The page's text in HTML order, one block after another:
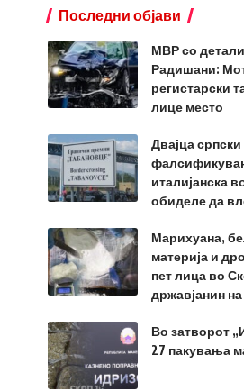
Последни објави
МВР со детали
Радишани:
регистарски
лице место
Двајца
италијанска
обиделе да
Марихуана,
материја и
пет лица во
државјанин
Во затворот
27 пакувања